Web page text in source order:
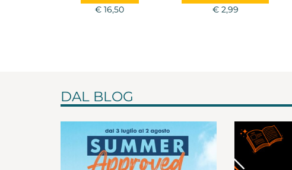
€ 16,50 € 2,99
DAL BLOG